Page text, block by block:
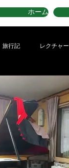
ホーム
旅行記 レクチャー